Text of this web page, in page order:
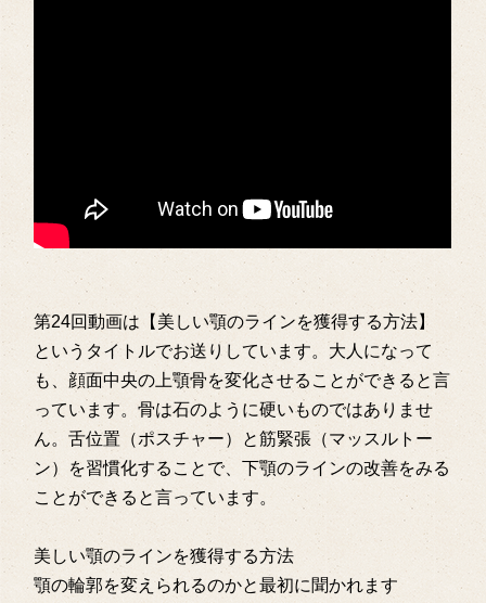
第24回動画は【美しい顎のラインを獲得する方法】
というタイトルでお送りしています。大人になって
も、顔面中央の上顎骨を変化させることができると言
っています。骨は石のように硬いものではありませ
ん。舌位置（ポスチャー）と筋緊張（マッスルトー
ン）を習慣化することで、下顎のラインの改善をみる
ことができると言っています。
美しい顎のラインを獲得する方法
顎の輪郭を変えられるのかと最初に聞かれます